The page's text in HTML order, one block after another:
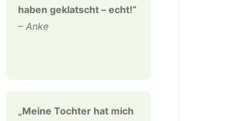
haben geklatscht – echt!“
– Anke
„Meine Tochter hat mich